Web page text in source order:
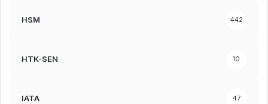
HSM 442
HTK-SEN 10
IATA 47